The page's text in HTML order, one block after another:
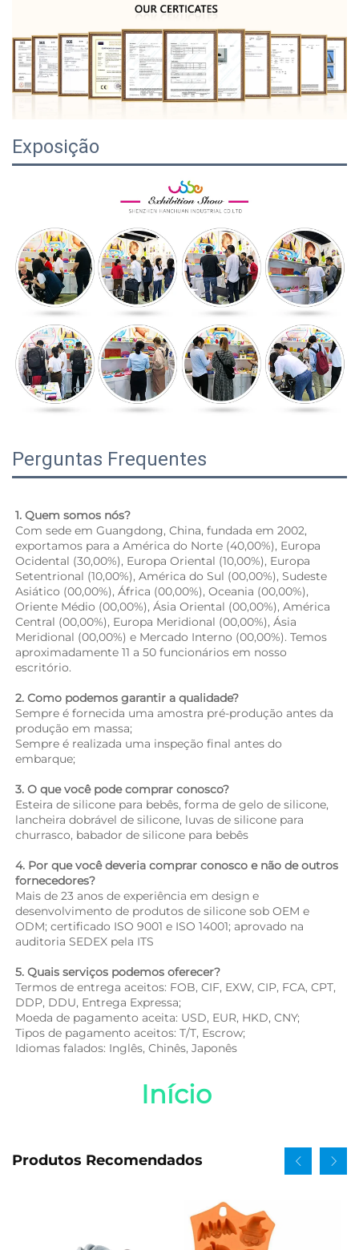
Exposição
Perguntas Frequentes
1. Quem somos nós?
Com sede em Guangdong, China, fundada em 2002,
exportamos para a América do Norte (40,00%), Europa
Ocidental (30,00%), Europa Oriental (10,00%), Europa
Setentrional (10,00%), América do Sul (00,00%), Sudeste
Asiático (00,00%), África (00,00%), Oceania (00,00%),
Oriente Médio (00,00%), Ásia Oriental (00,00%), América
Central (00,00%), Europa Meridional (00,00%), Ásia
Meridional (00,00%) e Mercado Interno (00,00%). Temos
aproximadamente 11 a 50 funcionários em nosso
escritório.
2. Como podemos garantir a qualidade?
Sempre é fornecida uma amostra pré-produção antes da
produção em massa;
Sempre é realizada uma inspeção final antes do
embarque;
3. O que você pode comprar conosco?
Esteira de silicone para bebês, forma de gelo de silicone,
lancheira dobrável de silicone, luvas de silicone para
churrasco, babador de silicone para bebês
4. Por que você deveria comprar conosco e não de outros
fornecedores?
Mais de 23 anos de experiência em design e
desenvolvimento de produtos de silicone sob OEM e
ODM; certificado ISO 9001 e ISO 14001; aprovado na
auditoria SEDEX pela ITS
5. Quais serviços podemos oferecer?
Termos de entrega aceitos: FOB, CIF, EXW, CIP, FCA, CPT,
DDP, DDU, Entrega Expressa;
Moeda de pagamento aceita: USD, EUR, HKD, CNY;
Tipos de pagamento aceitos: T/T, Escrow;
Idiomas falados: Inglês, Chinês, Japonês
Início
Produtos Recomendados